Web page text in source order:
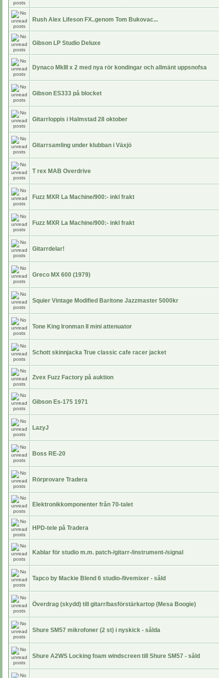
Rush Alex Lifeson FX..genom Tom Bukovac...
Gibson LP Studio Deluxe
Dynaco MkIII x 2 med nya rör kondingar och allmänt uppsnofsa
Gibson ES333 på blocket
Gitarrloppis i Halmstad 28 oktober
Gitarrsamling under klubban i Växjö
T rex MAB Overdrive
Fuzz MXR La Machine/900:- inkl frakt
Fuzz MXR La Machine/900:- inkl frakt
Gitarrdelar!
Greco MX 600 (1979)
Squier Vintage Modified Baritone Jazzmaster 5000kr
Tone King Ironman II mini attenuator
Schott skinnjacka True classic cafe racer jacket
Zvex Fuzz Factory på auktion
Gibson Es-175 1971
LazyJ
Boss RE-20
Rörprovare Tradera
Elektronikkomponenter från 70-talet
HPD-tele på Tradera
Kablar för studio m.m. patch-/gitarr-/instrument-/signal
Tapco by Mackie Blend 6 studio-/livemixer - såld
Överdrag (skydd) till gitarr/basförstärkartop (Mesa Boogie)
Shure SM57 mikrofoner (2 st) i nyskick - sålda
Shure A2WS Locking foam windscreen till Shure SM57 - såld